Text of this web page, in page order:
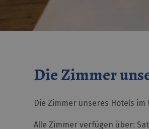
Die Zimmer
Die Zimmer unseres Hotels
Alle Zimmer verfügen über: